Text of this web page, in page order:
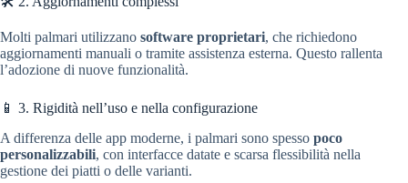
Molti palmari utilizzano software proprietari, che richiedono
aggiornamenti manuali o tramite assistenza esterna. Questo rallenta
l’adozione di nuove funzionalità.
📱 3. Rigidità nell’uso e nella configurazione
A differenza delle app moderne, i palmari sono spesso poco
personalizzabili, con interfacce datate e scarsa flessibilità nella
gestione dei piatti o delle varianti.